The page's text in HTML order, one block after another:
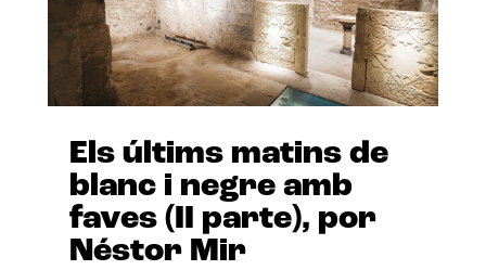
Els últims matins de
blanc i negre amb
faves (II parte), por
Néstor Mir